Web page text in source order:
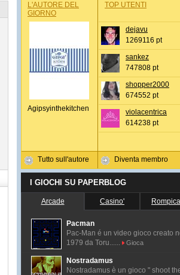
L'AUTORE DEL
GIORNO
Agipsyinthekitchen
Tutto sull'autore
TOP UTENTI
dejavu
1269116 pt
sankez
747808 pt
shopper2000
674552 pt
violacentrica
614238 pt
Diventa membro
I GIOCHI SU PAPERBLOG
Arcade Casino'
Pacman
Pac-Man é un video gioco creato
1979 da Toru......
Gioca
Nostradamus
Nostradamus è un gioco " shoot